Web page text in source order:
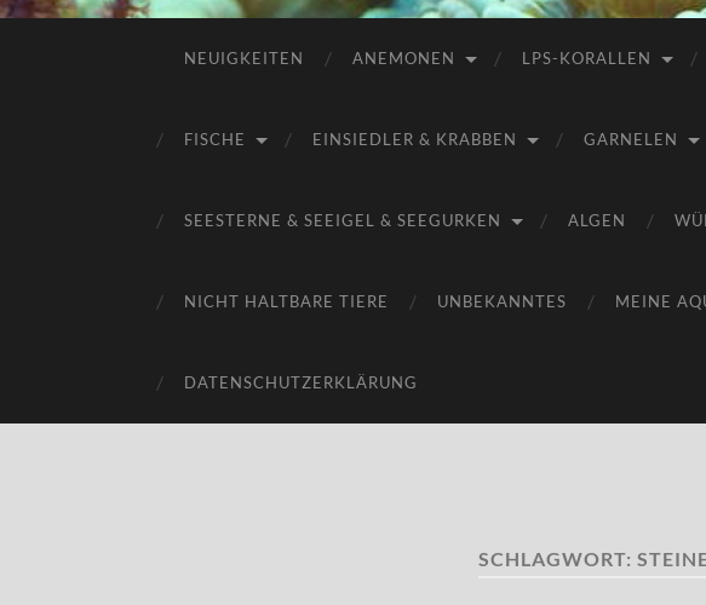
NEUIGKEITEN ANEMONEN LPS-KORALLEN
FISCHE EINSIEDLER & KRABBEN GARNELEN
SEESTERNE & SEEIGEL & SEEGURKEN ALGEN
NICHT HALTBARE TIERE UNBEKANNTES MEINE
DATENSCHUTZERKLÄRUNG
SCHLAGWORT: